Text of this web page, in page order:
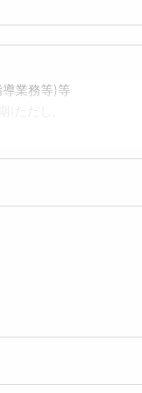
業務等)等
。
よる免許
)を受けた
がある者を